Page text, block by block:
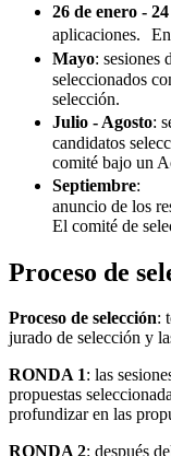
26 de enero -
aplicaciones.
Mayo: sesiones
seleccionados
selección.
Julio - Agosto:
candidatos
comité bajo un
Septiembre:
anuncio de los
El comité de
Proceso de
Proceso de selección:
jurado de selección y
RONDA 1: las
propuestas
profundizar en las
RONDA 2: después